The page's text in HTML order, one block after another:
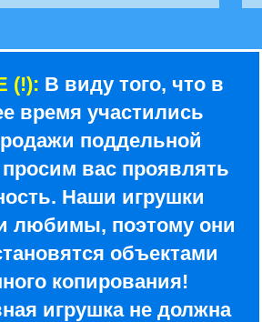
(!): В виду того, что в
время участились
поддельной
вас проявлять
Наши игрушки
любимы, поэтому они
объектами
копирования!
игрушка не должна